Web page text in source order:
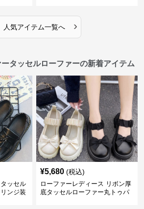
人気アイテム一覧へ ›
タッセルローファーの新着アイテム
ッセル
ンジ装
¥5,680 (税込)
ローファーレディース リボン厚
底タッセルローファー丸トゥパ